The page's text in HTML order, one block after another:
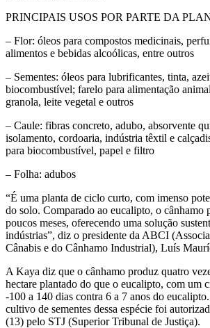
PRINCIPAIS USOS POR PARTE DA
– Flor: óleos para compostos medicinais,
alimentos e bebidas alcoólicas, entre outros
– Sementes: óleos para lubrificantes, tinta,
biocombustível; farelo para alimentação
granola, leite vegetal e outros
– Caule: fibras concreto, adubo, absorvente
isolamento, cordoaria, indústria têxtil e
para biocombustível, papel e filtro
– Folha: adubos
“É uma planta de ciclo curto, com imenso
do solo. Comparado ao eucalipto, o cânhamo
poucos meses, oferecendo uma solução
indústrias”, diz o presidente da ABCI
Cânabis e do Cânhamo Industrial), Luís
A Kaya diz que o cânhamo produz quatro
hectare plantado do que o eucalipto, com um
-100 a 140 dias contra 6 a 7 anos do
cultivo de sementes dessa espécie foi
(13) pelo STJ (Superior Tribunal de Justiça).